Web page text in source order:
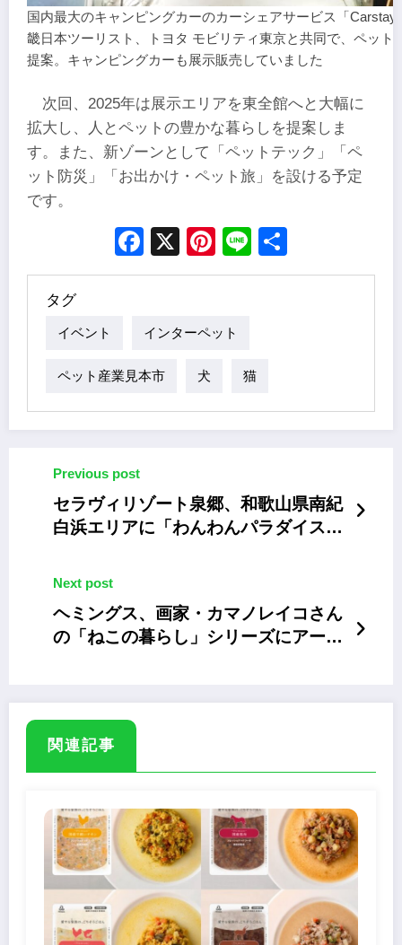
国内最大のキャンピングカーのカーシェアサービス「Carstay
畿日本ツーリスト、トヨタ モビリティ東京と共同で、ペット
提案。キャンピングカーも展示販売していました
次回、2025年は展示エリアを東全館へと大幅に
拡大し、人とペットの豊かな暮らしを提案しま
す。また、新ゾーンとして「ペットテック」「ペ
ット防災」「お出かけ・ペット旅」を設ける予定
です。
Facebook
X Pinterest
Line
タグ
イベント インターペット
ペット産業見本市 犬 猫
Previous post
セラヴィリゾート泉郷、和歌山県南紀
白浜エリアに「わんわんパラダイス」
Next post
ヘミングス、画家・カマノレイコさん
の「ねこの暮らし」シリーズにアート
関連記事